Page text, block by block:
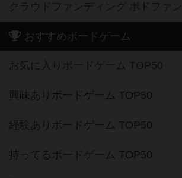
クラウドファンディング ボドファン
おすすめボードゲーム
お気に入りボードゲーム TOP50
興味ありボードゲーム TOP50
経験ありボードゲーム TOP50
持ってるボードゲーム TOP50